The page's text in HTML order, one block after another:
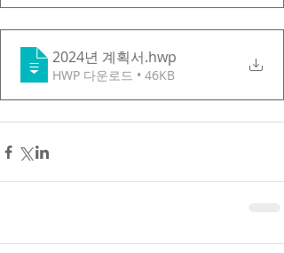
2024년 계획서.hwp
HWP 다운로드 • 46KB